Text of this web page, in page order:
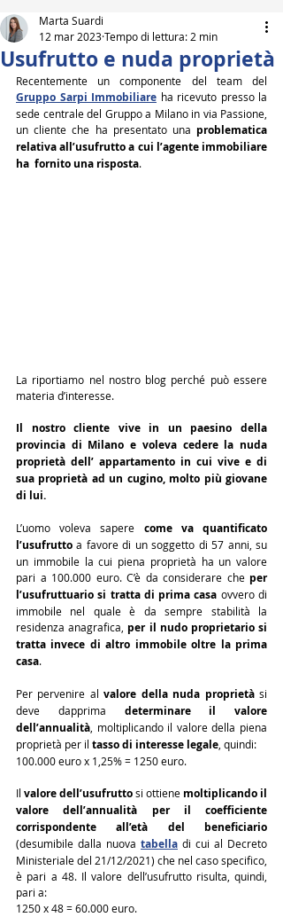
Usufrutto e nuda proprietà
Marta Suardi
12 mar 2023Tempo di lettura: 2 min
Gruppo Sarpi Immobiliare ha ricevuto presso la
sede centrale del Gruppo a Milano in via Passione,
un cliente che ha presentato una problematica
relativa all’usufrutto a cui l’agente immobiliare
ha  fornito una risposta.
La riportiamo nel nostro blog perché può essere
materia d’interesse.
Il nostro cliente vive in un paesino della
provincia di Milano e voleva cedere la nuda
proprietà dell’ appartamento in cui vive e di
sua proprietà ad un cugino, molto più giovane
di lui.
L’uomo voleva sapere come va quantificato
l’usufrutto a favore di un soggetto di 57 anni, su
un immobile la cui piena proprietà ha un valore
pari a 100.000 euro. C’è da considerare che per
l’usufruttuario si tratta di prima casa ovvero di
immobile nel quale è da sempre stabilità la
residenza anagrafica, per il nudo proprietario si
tratta invece di altro immobile oltre la prima
casa.
Per pervenire al valore della nuda proprietà si
deve dapprima determinare il valore
dell’annualità, moltiplicando il valore della piena
proprietà per il tasso di interesse legale, quindi:
100.000 euro x 1,25% = 1250 euro.
Il valore dell’usufrutto si ottiene moltiplicando il
valore dell’annualità per il coefficiente
corrispondente all’età del beneficiario
(desumibile dalla nuova tabella di cui al Decreto
Ministeriale del 21/12/2021) che nel caso specifico,
è pari a 48. Il valore dell’usufrutto risulta, quindi,
pari a:
1250 x 48 = 60.000 euro.